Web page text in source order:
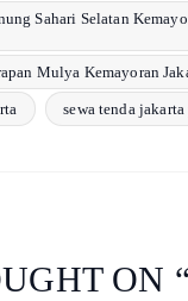
Sahari Selatan
Mulya Kemayoran
sewa tenda jakarta
ON “